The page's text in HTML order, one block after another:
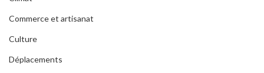
Commerce et artisanat
Culture
Déplacements